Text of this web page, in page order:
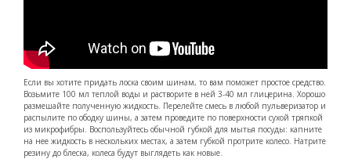
Если вы хотите придать лоска своим шинам, то вам поможет простое средство.
Возьмите 100 мл теплой воды и растворите в ней 3-40 мл глицерина. Хорошо
размешайте полученную жидкость. Перелейте смесь в любой пульверизатор и
распылите по ободку шины, а затем проведите по поверхности сухой тряпкой
из микрофибры. Воспользуйтесь обычной губкой для мытья посуды: капните
на нее жидкость в нескольких местах, а затем губкой протрите колесо. Натрите
резину до блеска, колеса будут выглядеть как новые.